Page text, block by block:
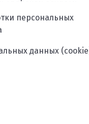
персональных
данных